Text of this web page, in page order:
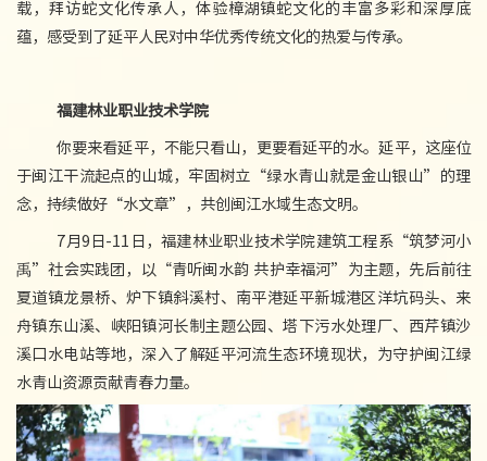
载，拜访蛇文化传承人，体验樟湖镇蛇文化的丰富多彩和深厚底
蕴，感受到了延平人民对中华优秀传统文化的热爱与传承。
福建林业职业技术学院
你要来看延平，不能只看山，更要看延平的水。延平，这座位
于闽江干流起点的山城，牢固树立“绿水青山就是金山银山”的理
念，持续做好“水文章”，共创闽江水域生态文明。
7月9日-11日，福建林业职业技术学院建筑工程系“筑梦河小
禹”社会实践团，以“青听闽水韵 共护幸福河”为主题，先后前往
夏道镇龙景桥、炉下镇斜溪村、南平港延平新城港区洋坑码头、来
舟镇东山溪、峡阳镇河长制主题公园、塔下污水处理厂、西芹镇沙
溪口水电站等地，深入了解延平河流生态环境现状，为守护闽江绿
水青山资源贡献青春力量。